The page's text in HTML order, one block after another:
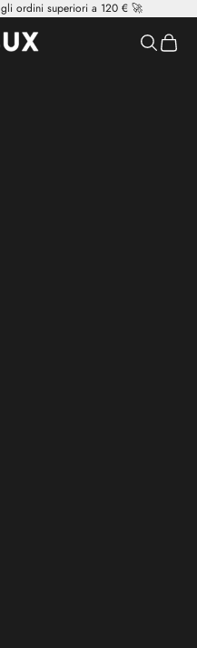
ordini superiori a 120 € 🚀
Distributor Mostra il